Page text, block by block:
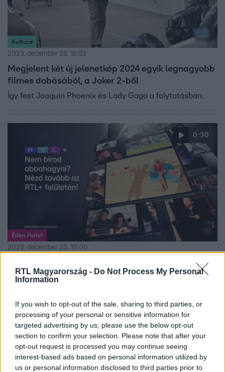
RTL Magyarország - Do Not Process My Personal
Information
If you wish to opt-out of the sale, sharing to third parties, or
processing of your personal or sensitive information for
targeted advertising by us, please use the below opt-out
section to confirm your selection. Please note that after your
opt-out request is processed you may continue seeing
interest-based ads based on personal information utilized by
us or personal information disclosed to third parties prior to
Kultúra
2023. december 26. 18:53
Megjelent két új jelenetkép 2024 egyik legnagyobb
filmes dobásából, a Joker 2-ből
Így fest Joaquin Phoenix és Lady Gaga a folytatásban.
0:30
Éden Hotel
2023. december 23. 10:00
Az RTL+-ra változatlanul érkeznek az Éden Hotel
legújabb epizódjai az ünnepek alatt is
követi a luxushotel játékosainak mindennapjait. Az RTL+-
on ugyanis nincs megállás, az Éden Hotel legújabb
epizódjai az ünnepek alatt is érkeznek majd a platformra.
Az Éden Hotel az RTL-en pihenőre megy, az RTL+
felületén viszont újabb és újabb epizódokat láthatnak
majd a nézők az ünnepi időszakban is.